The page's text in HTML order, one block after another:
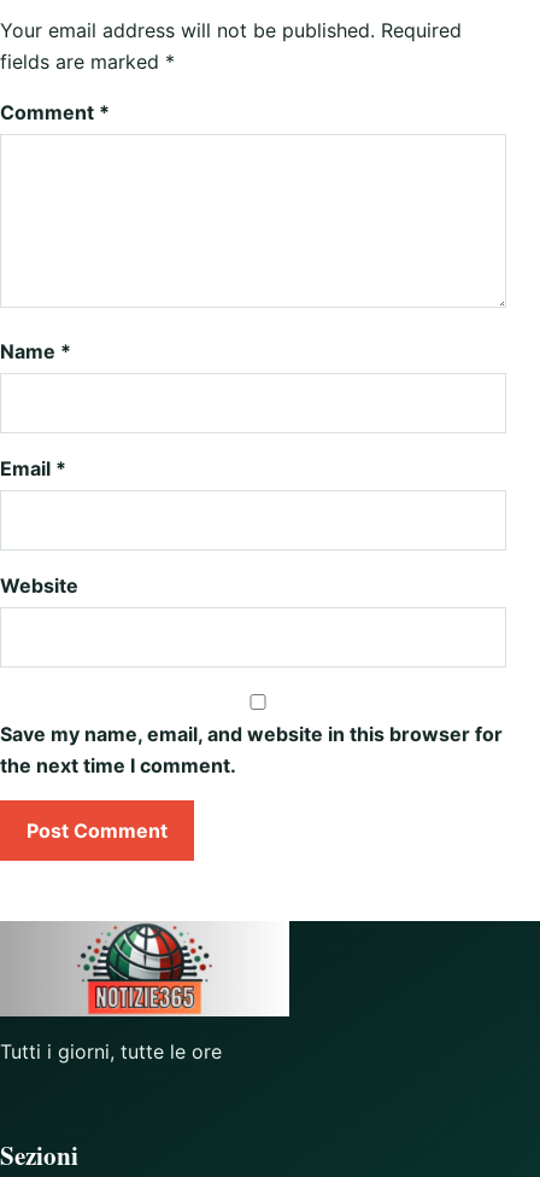
Your email address will not be published. Required
fields are marked *
Comment *
Name *
Email *
Website
Save my name, email, and website in this browser for
the next time I comment.
Tutti i giorni, tutte le ore
Sezioni